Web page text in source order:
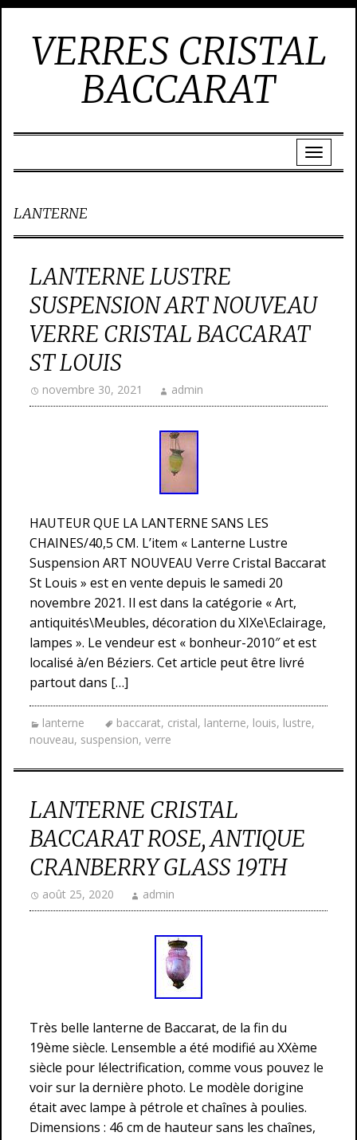
VERRES CRISTAL
BACCARAT
LANTERNE
LANTERNE LUSTRE
SUSPENSION ART NOUVEAU
VERRE CRISTAL BACCARAT
ST LOUIS
novembre 30, 2021 admin
HAUTEUR QUE LA LANTERNE SANS LES
CHAINES/40,5 CM. L’item « Lanterne Lustre
Suspension ART NOUVEAU Verre Cristal Baccarat
St Louis » est en vente depuis le samedi 20
novembre 2021. Il est dans la catégorie « Art,
antiquités\Meubles, décoration du XIXe\Eclairage,
lampes ». Le vendeur est « bonheur-2010″ et est
localisé à/en Béziers. Cet article peut être livré
partout dans […]
lanterne baccarat, cristal, lanterne, louis, lustre,
nouveau, suspension, verre
LANTERNE CRISTAL
BACCARAT ROSE, ANTIQUE
CRANBERRY GLASS 19TH
août 25, 2020 admin
Très belle lanterne de Baccarat, de la fin du
19ème siècle. Lensemble a été modifié au XXème
siècle pour lélectrification, comme vous pouvez le
voir sur la dernière photo. Le modèle dorigine
était avec lampe à pétrole et chaînes à poulies.
Dimensions : 46 cm de hauteur sans les chaînes,